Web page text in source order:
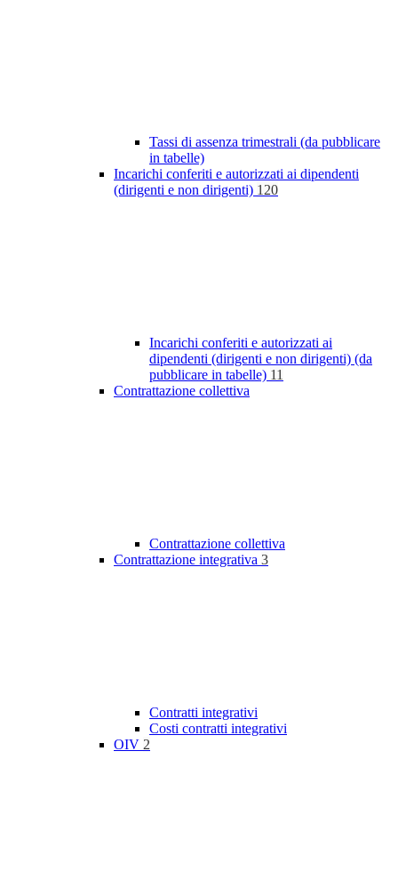
Tassi di assenza trimestrali (da pubblicare
in tabelle)
Incarichi conferiti e autorizzati ai dipendenti
(dirigenti e non dirigenti) 120
Incarichi conferiti e autorizzati ai
dipendenti (dirigenti e non dirigenti) (da
pubblicare in tabelle) 11
Contrattazione collettiva
Contrattazione collettiva
Contrattazione integrativa 3
Contratti integrativi
Costi contratti integrativi
OIV 2